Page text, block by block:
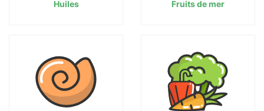
Huiles Fruits de mer